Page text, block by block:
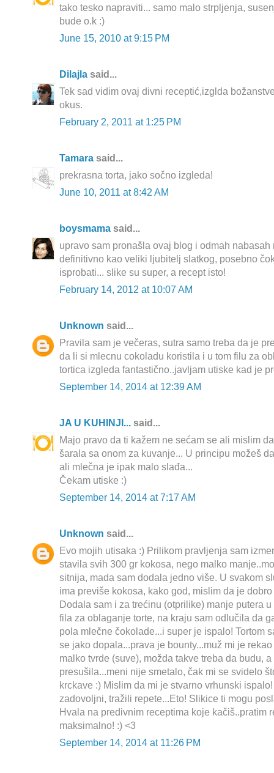
tako tesko napraviti... samo malo strpljenja,
bude o.k :)
June 15, 2010 at 9:15 PM
Dilajla said...
Tek sad vidim ovaj divni receptić,izglda
okus.
February 2, 2011 at 1:25 PM
Tamara said...
prekrasna torta, jako sočno izgleda!
June 10, 2011 at 8:42 AM
boysmama said...
upravo sam pronašla ovaj blog i odmah nabasah
definitivno kao veliki ljubitelj slatkog, posebno
isprobati... slike su super, a recept isto!
February 14, 2012 at 10:07 AM
Unknown said...
Pravila sam je večeras, sutra samo treba da je
da li si mlecnu cokoladu koristila i u tom filu za
tortica izgleda fantastično..javljam utiske kad je
September 14, 2014 at 12:39 AM
JA U KUHINJI... said...
Majo pravo da ti kažem ne sećam se ali mislim
šarala sa onom za kuvanje... U principu možeš
ali mlečna je ipak malo slađa...
Čekam utiske :)
September 14, 2014 at 7:17 AM
Unknown said...
Evo mojih utisaka :) Prilikom pravljenja sam
stavila svih 300 gr kokosa, nego malko
sitnija, mada sam dodala jedno više. U svakom
ima previše kokosa, kako god, mislim da je
Dodala sam i za trećinu (otprilike) manje putera
fila za oblaganje torte, na kraju sam odlučila da
pola mlečne čokolade...i super je ispalo! Tortom
se jako dopala...prava je bounty...muž mi je
malko tvrde (suve), možda takve treba da budu,
presušila...meni nije smetalo, čak mi se svidelo
krckave :) Mislim da mi je stvarno vrhunski
zadovoljni, tražili repete...Eto! Slikice ti mogu
Hvala na predivnim receptima koje kačiš..pratim
maksimalno! :) <3
September 14, 2014 at 11:26 PM